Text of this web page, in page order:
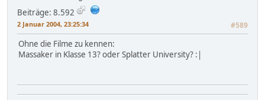
Beiträge: 8.592
2 Januar 2004, 23:25:34 #589
Ohne die Filme zu kennen:
Massaker in Klasse 13? oder Splatter University? :|